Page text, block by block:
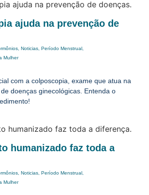
ajuda na prevenção de
Noticias Período Menstrual
Mulher
com a colposcopia, exame que atua na
doenças ginecológicas. Entenda o
humanizado faz toda a
Noticias Período Menstrual
Mulher